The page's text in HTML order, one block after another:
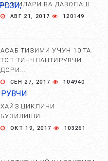
БЕЛГИЛАРИ ВА ДАВОЛАШ. ...
АВГ 21, 2017 120149
АСАБ ТИЗИМИ УЧУН 10 ТА
ТОП ТИНЧЛАНТИРУВЧИ
ДОРИ...
СЕН 27, 2017 104940
ХАЙЗ ЦИКЛИНИ
БУЗИЛИШИ...
ОКТ 19, 2017 103261